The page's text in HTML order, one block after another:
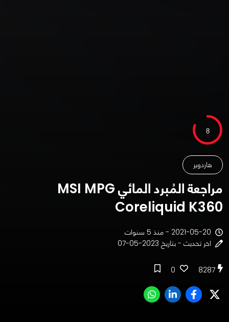
8
هاردوير
مراجعة المُبرد المائي MSI MPG
Coreliquid K360
2021-05-20 - منذ 5 سنوات
اخر تحديث - بتاريخ 2023-05-07
8287
0